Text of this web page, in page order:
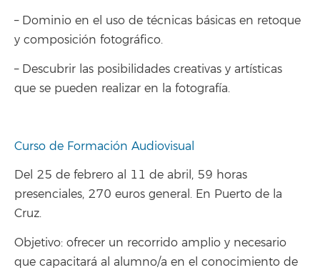
– Dominio en el uso de técnicas básicas en retoque
y composición fotográfico.
– Descubrir las posibilidades creativas y artísticas
que se pueden realizar en la fotografía.
Curso de Formación Audiovisual
Del 25 de febrero al 11 de abril, 59 horas
presenciales, 270 euros general. En Puerto de la
Cruz.
Objetivo: ofrecer un recorrido amplio y necesario
que capacitará al alumno/a en el conocimiento de